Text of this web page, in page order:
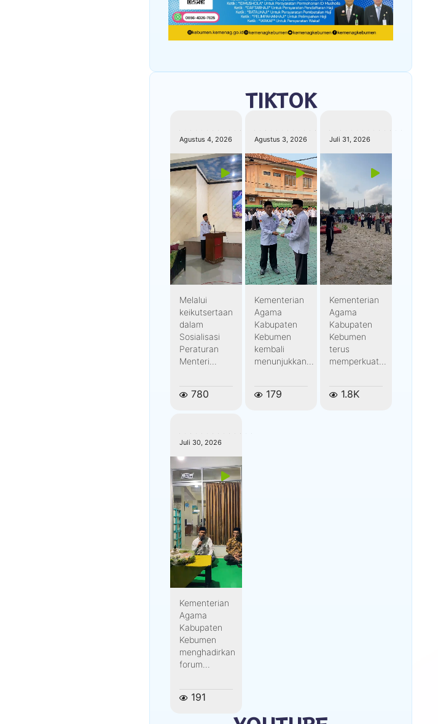
TIKTOK
Agustus 4, 2026
Melalui
keikutsertaan
dalam
Sosialisasi
Peraturan
Menteri...
780
Agustus 3, 2026
Kementerian
Agama
Kabupaten
Kebumen
kembali
menunjukkan...
179
Juli 31, 2026
Kementerian
Agama
Kabupaten
Kebumen
terus
memperkuat...
1.8K
Juli 30, 2026
Kementerian
Agama
Kabupaten
Kebumen
menghadirkan
forum...
191